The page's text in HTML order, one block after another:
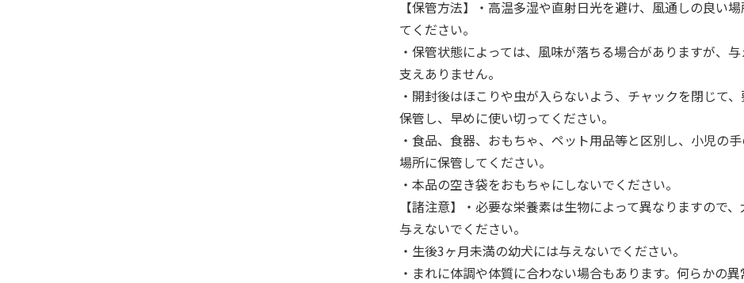
【保管方法】・高温多湿や直射日光を避け、風通しの良い
てください。
・保管状態によっては、風味が落ちる場合がありますが、与
支えありません。
・開封後はほこりや虫が入らないよう、チャックを閉じて
保管し、早めに使い切ってください。
・食品、食器、おもちゃ、ペット用品等と区別し、小児の
場所に保管してください。
・本品の空き袋をおもちゃにしないでください。
【諸注意】・必要な栄養素は生物によって異なりますので
与えないでください。
・生後3ヶ月未満の幼犬には与えないでください。
・まれに体調や体質に合わない場合もあります。何らかの